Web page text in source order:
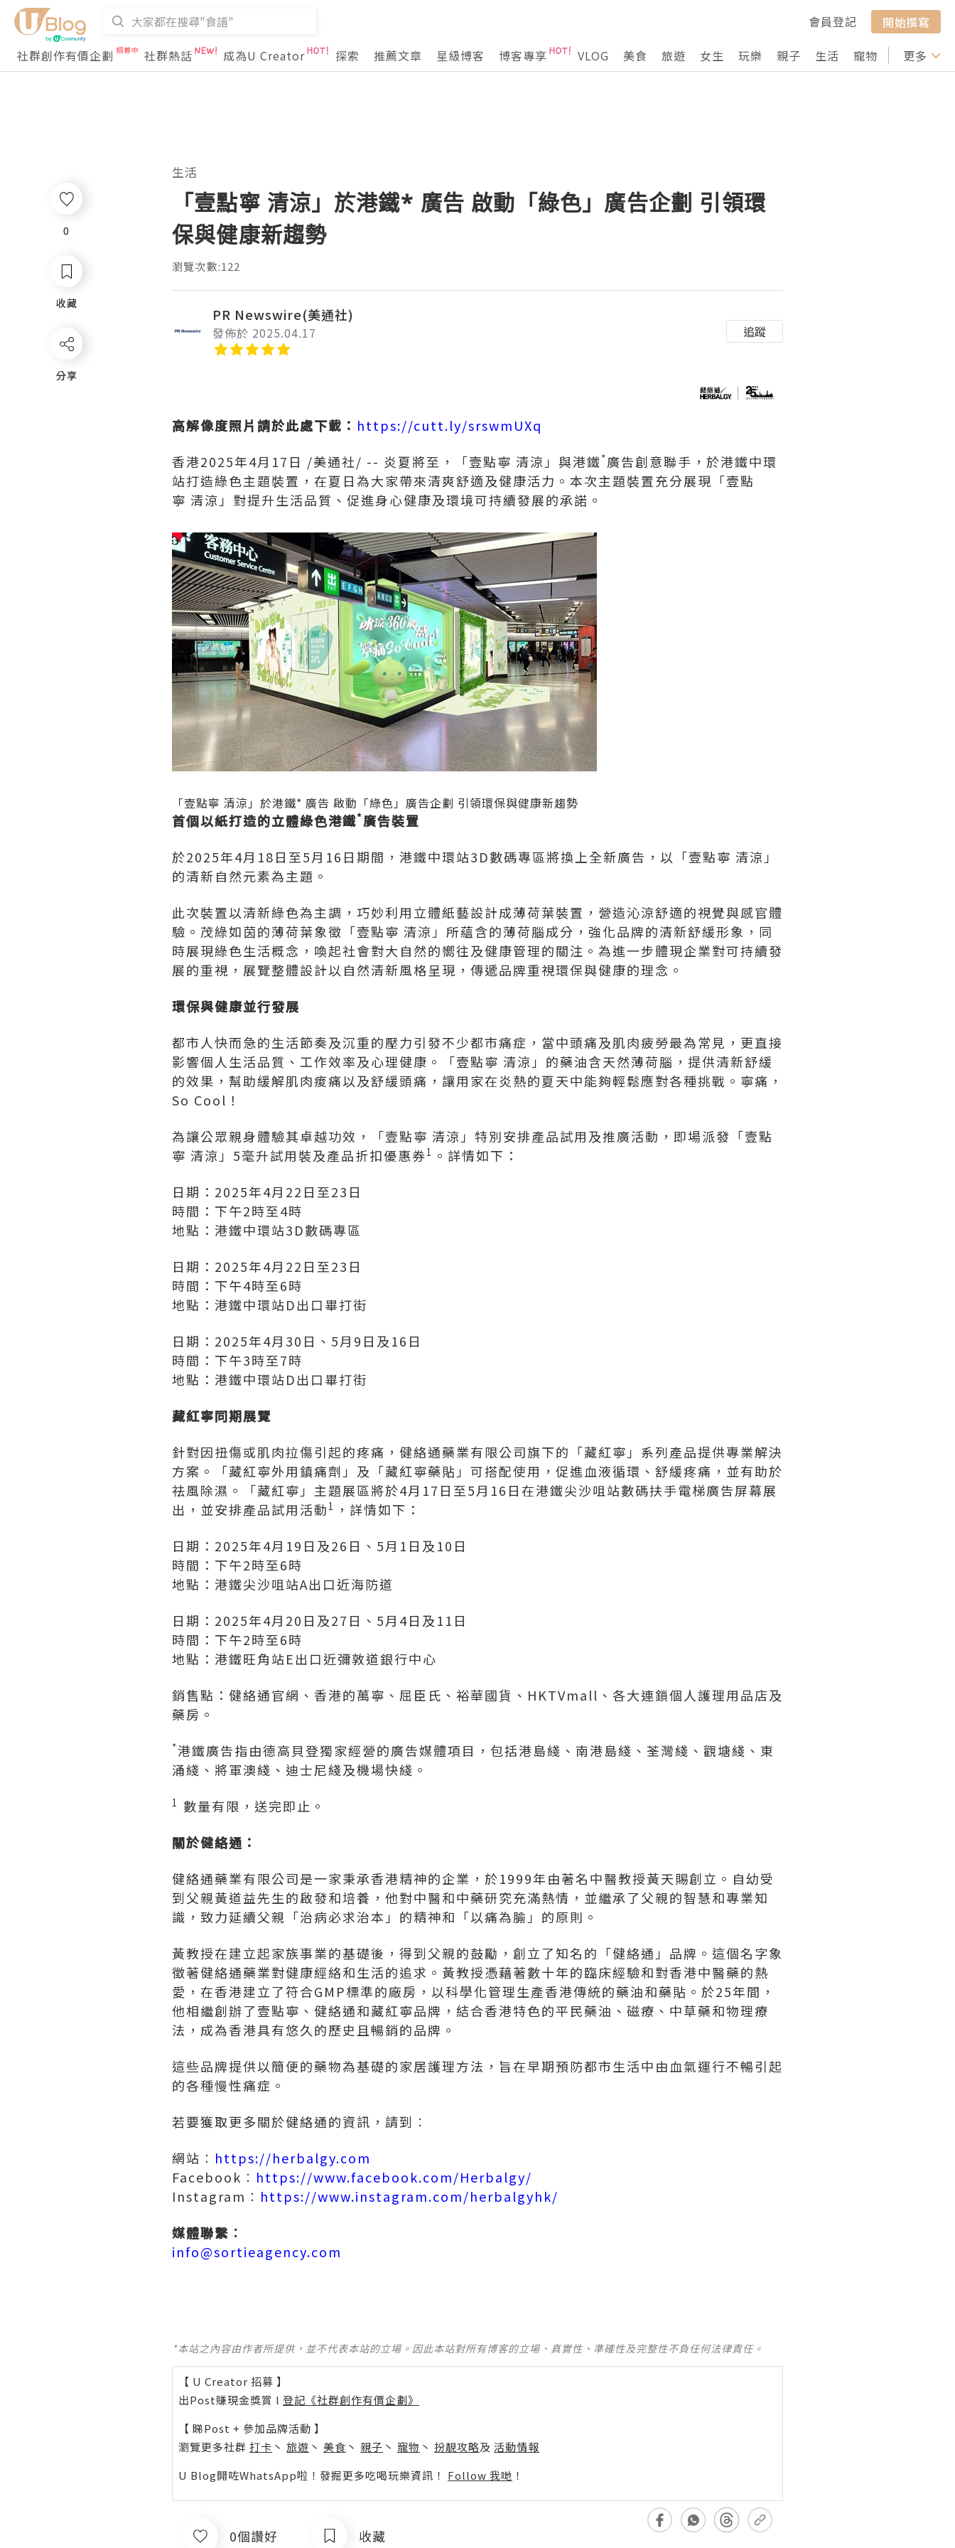
會員登記
開始撰寫
社群創作有價企劃
社群熱話 成為U Creator 探索 推薦文章 星級博客 博客專享 VLOG 美食 旅遊 女生 玩樂 親子 生活 寵物 行山 打卡
更多
0
收藏
分享
生活
「壹點寧 清涼」於港鐵* 廣告 啟動「綠色」廣告企劃 引領環
保與健康新趨勢
瀏覽次數:122
PR Newswire(美通社)
發佈於 2025.04.17 追蹤
高解像度照片請於此處下載 ： https://cutt.ly/srswmUXq
香港2025年4月17日 /美通社/ -- 炎夏將至，「壹點寧 清涼」與港鐵*廣告創意聯手，於港鐵中環
站打造綠色主題裝置，在夏日為大家帶來清爽舒適及健康活力。本次主題裝置充分展現「壹點
寧 清涼」對提升生活品質、促進身心健康及環境可持續發展的承諾。
「壹點寧 清涼」於港鐵* 廣告 啟動「綠色」廣告企劃 引領環保與健康新趨勢
首個以紙打造的立體綠色港鐵*廣告裝置
於2025年4月18日至5月16日期間，港鐵中環站3D數碼專區將換上全新廣告，以「壹點寧 清涼」
的清新自然元素為主題。
此次裝置以清新綠色為主調，巧妙利用立體紙藝設計成薄荷葉裝置，營造沁涼舒適的視覺與感官體
驗。茂綠如茵的薄荷葉象徵「壹點寧 清涼」所蘊含的薄荷腦成分，強化品牌的清新舒緩形象，同
時展現綠色生活概念，喚起社會對大自然的嚮往及健康管理的關注。為進一步體現企業對可持續發
展的重視，展覽整體設計以自然清新風格呈現，傳遞品牌重視環保與健康的理念。
環保與健康並行發展
都市人快而急的生活節奏及沉重的壓力引發不少都市痛症，當中頭痛及肌肉疲勞最為常見，更直接
影響個人生活品質、工作效率及心理健康。「壹點寧 清涼」的藥油含天然薄荷腦，提供清新舒緩
的效果，幫助緩解肌肉痠痛以及舒緩頭痛，讓用家在炎熱的夏天中能夠輕鬆應對各種挑戰。寧痛，
So Cool！
為讓公眾親身體驗其卓越功效，「壹點寧 清涼」特別安排產品試用及推廣活動，即場派發「壹點
寧 清涼」5毫升試用裝及產品折扣優惠券1 。詳情如下：
日期：2025年4月22日至23日
時間：下午2時至4時
地點：港鐵中環站3D數碼專區
日期：2025年4月22日至23日
時間：下午4時至6時
地點：港鐵中環站D出口畢打街
日期：2025年4月30日、5月9日及16日
時間：下午3時至7時
地點：港鐵中環站D出口畢打街
藏紅寧同期展覽
針對因扭傷或肌肉拉傷引起的疼痛，健絡通藥業有限公司旗下的「藏紅寧」系列產品提供專業解決
方案。「藏紅寧外用鎮痛劑」及「藏紅寧藥貼」可搭配使用，促進血液循環、舒緩疼痛，並有助於
祛風除濕。「藏紅寧」主題展區將於4月17日至5月16日在港鐵尖沙咀站數碼扶手電梯廣告屏幕展
出，並安排產品試用活動 1 ，詳情如下：
日期：2025年4月19日及26日、5月1日及10日
時間：下午2時至6時
地點：港鐵尖沙咀站A出口近海防道
日期：2025年4月20日及27日、5月4日及11日
時間：下午2時至6時
地點：港鐵旺角站E出口近彌敦道銀行中心
銷售點：健絡通官網、香港的萬寧、屈臣氏、裕華國貨、HKTVmall、各大連鎖個人護理用品店及
藥房。
*港鐵廣告指由德高貝登獨家經營的廣告媒體項目，包括港島綫、南港島綫、荃灣綫、觀塘綫、東
涌綫、將軍澳綫、迪士尼綫及機場快綫。
1 數量有限，送完即止。
關於健絡通 ：
健絡通藥業有限公司是一家秉承香港精神的企業，於1999年由著名中醫教授黃天賜創立。自幼受
到父親黃道益先生的啟發和培養，他對中醫和中藥研究充滿熱情，並繼承了父親的智慧和專業知
識，致力延續父親「治病必求治本」的精神和「以痛為腧」的原則。
黃教授在建立起家族事業的基礎後，得到父親的鼓勵，創立了知名的「健絡通」品牌。這個名字象
徵著健絡通藥業對健康經絡和生活的追求。黃教授憑藉著數十年的臨床經驗和對香港中醫藥的熱
愛，在香港建立了符合GMP標準的廠房，以科學化管理生產香港傳統的藥油和藥貼。於25年間，
他相繼創辦了壹點寧、健絡通和藏紅寧品牌，結合香港特色的平民藥油、磁療、中草藥和物理療
法，成為香港具有悠久的歷史且暢銷的品牌。
這些品牌提供以簡便的藥物為基礎的家居護理方法，旨在早期預防都市生活中由血氣運行不暢引起
的各種慢性痛症。
若要獲取更多關於健絡通的資訊，請到︰
網站︰ https://herbalgy.com
Facebook︰ https://www.facebook.com/Herbalgy/
Instagram︰ https://www.instagram.com/herbalgyhk/
媒體聯繫︰
info@sortieagency.com
*本站之內容由作者所提供，並不代表本站的立場。因此本站對所有博客的立場、真實性、準確性及完整性不負任何法律責任。
【 U Creator 招募 】
出Post賺現金獎賞 l 登記《社群創作有價企劃》
【 睇Post + 參加品牌活動 】
瀏覽更多社群 打卡 丶 旅遊 丶 美食 丶 親子 丶 寵物 丶 扮靚攻略及 活動情報
U Blog開咗WhatsApp啦！發掘更多吃喝玩樂資訊！ Follow 我哋 ！
0個讚好 收藏
0
收藏
分享